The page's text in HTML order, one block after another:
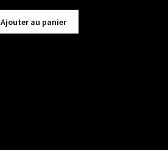
Ajouter au panier